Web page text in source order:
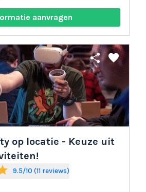
aanvragen
share favorite
op locatie - Keuze uit
9.5/10 (11 reviews)